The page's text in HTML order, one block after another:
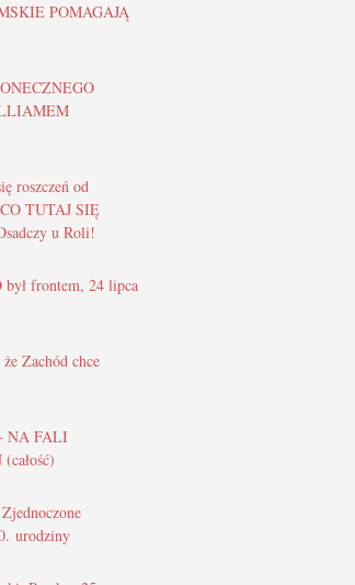
POMAGAJĄ
roszczeń od
TUTAJ SIĘ
u Roli!
frontem, 24 lipca
Zachód chce
NA FALI
urodziny